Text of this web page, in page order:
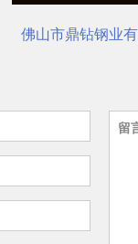
钻钢业有限公司，
留